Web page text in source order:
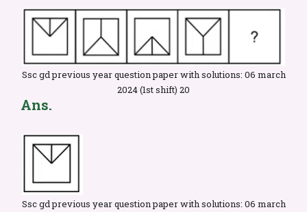
Ssc gd previous year question paper with solutions: 06 march
2024 (1st shift) 20
Ans.
Ssc gd previous year question paper with solutions: 06 march